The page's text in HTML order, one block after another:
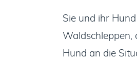
Sie und ihr
Waldschleppen,
Hund an die